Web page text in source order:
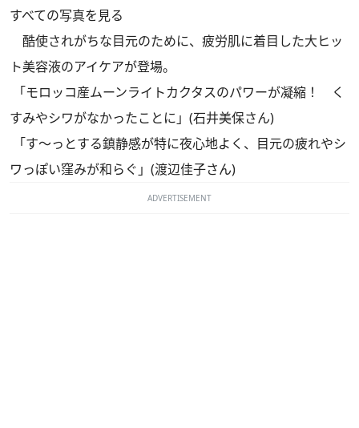
すべての写真を見る
酷使されがちな目元のために、疲労肌に着目した大ヒッ
ト美容液のアイケアが登場。
「モロッコ産ムーンライトカクタスのパワーが凝縮！ く
すみやシワがなかったことに」(石井美保さん)
「す〜っとする鎮静感が特に夜心地よく、目元の疲れやシ
ワっぽい窪みが和らぐ」(渡辺佳子さん)
ADVERTISEMENT